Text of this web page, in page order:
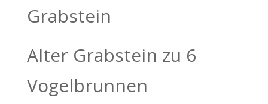
Grabstein
Alter Grabstein zu 6
Vogelbrunnen